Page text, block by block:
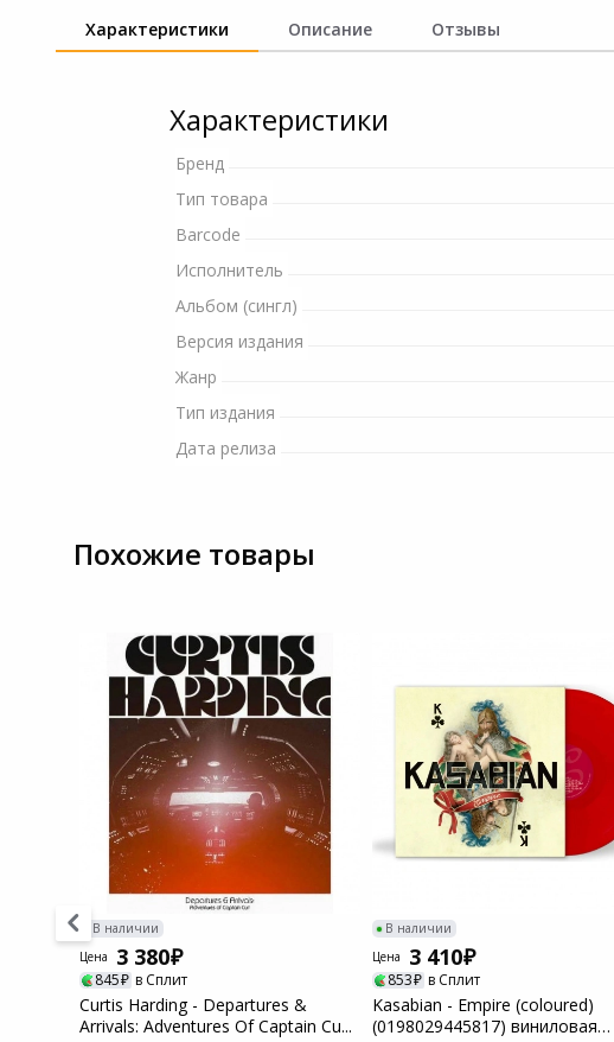
Характеристики Описание Отзывы
Характеристики
Бренд
Тип товара
Barcode
Исполнитель
Альбом (сингл)
Версия издания
Жанр
Тип издания
Дата релиза
Похожие товары
В наличии
Цена
3 380
845 в Сплит
Curtis Harding - Departures &
Arrivals: Adventures Of Captain Cu...
В наличии
Цена
3 410
853 в Сплит
Kasabian - Empire (coloured)
(0198029445817) виниловая
Игровые аксессуары
Светофильтры
Товары для дачи и сада
Системы безопасности
Торговое оборудование
Системы
Уцененные товары